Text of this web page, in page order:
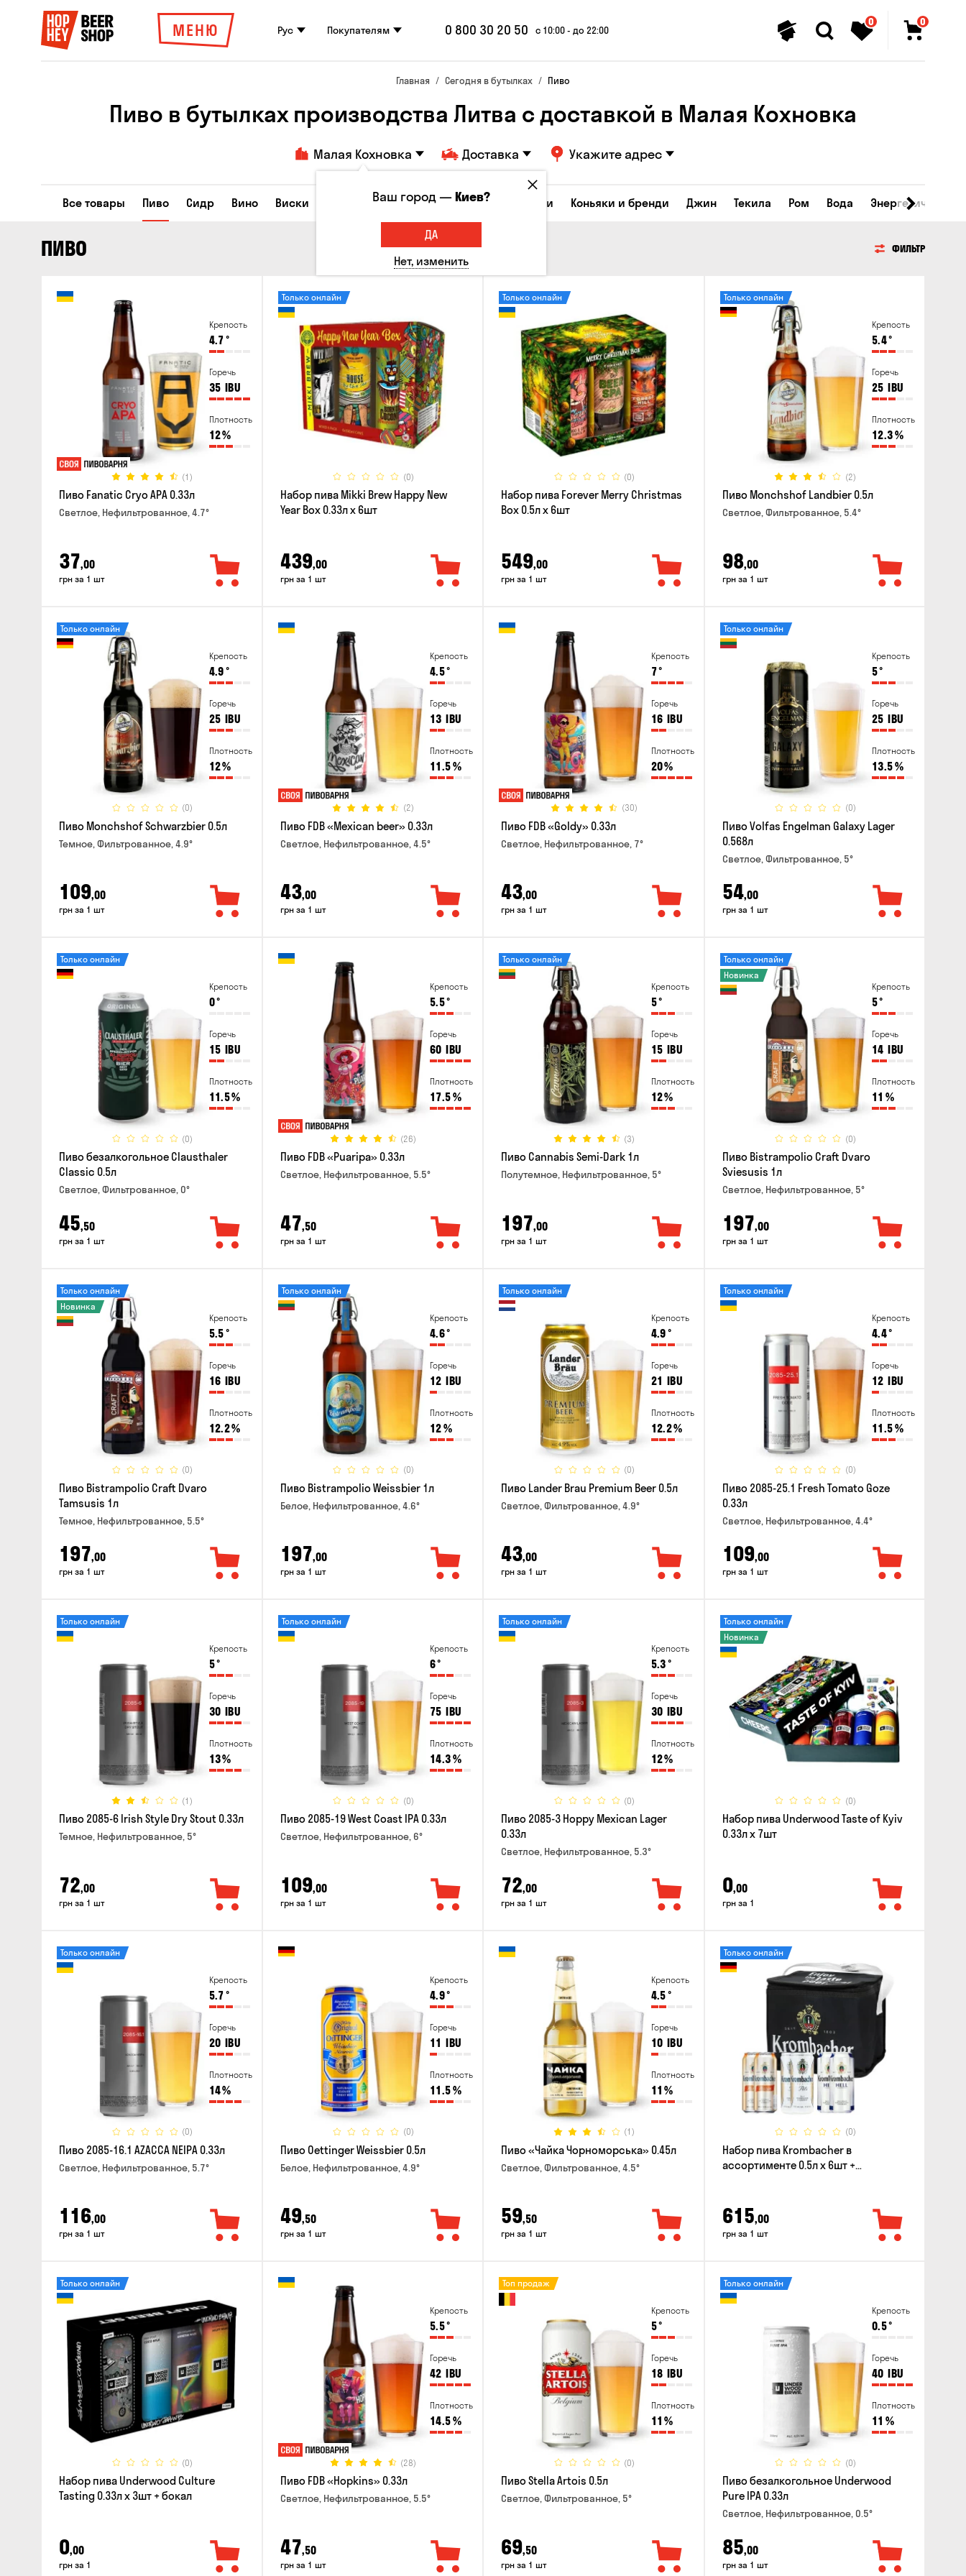
МЕНЮ Рус Покупателям 0 800 30 20 50 с 10:00 - до 22:00
0 0
Главная Сегодня в бутылках Пиво
Пиво в бутылках производства Литва с доставкой в Малая Кохновка
Малая Кохновка Доставка Укажите адрес
Все товары Пиво Сидр Вино Виски Коктейли Соджу Ликеры и настойки Коньяки и бренди Джин Текила Ром Вода Энергетические
ПИВО ФИЛЬТР
Крепость
4.7°
Горечь
35 IBU
Плотность
12%
(1)
Пиво Fanatic Cryo APA 0.33л
Светлое, Нефильтрованное, 4.7°
37,00
грн за 1 шт
(0)
Только онлайн
Набор пива Mikki Brew Happy New
Year Box 0.33л x 6шт
439,00
грн за 1 шт
(0)
Только онлайн
Набор пива Forever Merry Christmas
Box 0.5л x 6шт
549,00
грн за 1 шт
Крепость
5.4°
Горечь
25 IBU
Плотность
12.3%
(2)
Только онлайн
Пиво Monchshof Landbier 0.5л
Светлое, Фильтрованное, 5.4°
98,00
грн за 1 шт
Крепость
4.9°
Горечь
25 IBU
Плотность
12%
(0)
Только онлайн
Пиво Monchshof Schwarzbier 0.5л
Темное, Фильтрованное, 4.9°
109,00
грн за 1 шт
Крепость
4.5°
Горечь
13 IBU
Плотность
11.5%
(2)
Пиво FDB «Mexican beer» 0.33л
Светлое, Нефильтрованное, 4.5°
43,00
грн за 1 шт
Крепость
7°
Горечь
16 IBU
Плотность
20%
(30)
Пиво FDB «Goldy» 0.33л
Светлое, Нефильтрованное, 7°
43,00
грн за 1 шт
Крепость
5°
Горечь
25 IBU
Плотность
13.5%
(0)
Только онлайн
Пиво Volfas Engelman Galaxy Lager
0.568л
Светлое, Фильтрованное, 5°
54,00
грн за 1 шт
Крепость
0°
Горечь
15 IBU
Плотность
11.5%
(0)
Только онлайн
Пиво безалкогольное Clausthaler
Classic 0.5л
Светлое, Фильтрованное, 0°
45,50
грн за 1 шт
Крепость
5.5°
Горечь
60 IBU
Плотность
17.5%
(26)
Пиво FDB «Puaripa» 0.33л
Светлое, Нефильтрованное, 5.5°
47,50
грн за 1 шт
Крепость
5°
Горечь
15 IBU
Плотность
12%
(3)
Только онлайн
Пиво Cannabis Semi-Dark 1л
Полутемное, Нефильтрованное, 5°
197,00
грн за 1 шт
Крепость
5°
Горечь
14 IBU
Плотность
11 %
(0)
Только онлайн
Новинка
Пиво Bistrampolio Craft Dvaro
Sviesusis 1л
Светлое, Нефильтрованное, 5°
197,00
грн за 1 шт
Крепость
5.5°
Горечь
16 IBU
Плотность
12.2%
(0)
Только онлайн
Новинка
Пиво Bistrampolio Craft Dvaro
Tamsusis 1л
Темное, Нефильтрованное, 5.5°
197,00
грн за 1 шт
Крепость
4.6°
Горечь
12 IBU
Плотность
12%
(0)
Только онлайн
Пиво Bistrampolio Weissbier 1л
Белое, Нефильтрованное, 4.6°
197,00
грн за 1 шт
Крепость
4.9°
Горечь
21 IBU
Плотность
12.2%
(0)
Только онлайн
Пиво Lander Brau Premium Beer 0.5л
Светлое, Фильтрованное, 4.9°
43,00
грн за 1 шт
Крепость
4.4°
Горечь
12 IBU
Плотность
11.5%
(0)
Только онлайн
Пиво 2085-25.1 Fresh Tomato Goze
0.33л
Светлое, Нефильтрованное, 4.4°
109,00
грн за 1 шт
Крепость
5°
Горечь
30 IBU
Плотность
13%
(1)
Только онлайн
Пиво 2085-6 Irish Style Dry Stout 0.33л
Темное, Нефильтрованное, 5°
72,00
грн за 1 шт
Крепость
6°
Горечь
75 IBU
Плотность
14.3%
(0)
Только онлайн
Пиво 2085-19 West Coast IPA 0.33л
Светлое, Нефильтрованное, 6°
109,00
грн за 1 шт
Крепость
5.3°
Горечь
30 IBU
Плотность
12%
(0)
Только онлайн
Пиво 2085-3 Hoppy Mexican Lager
0.33л
Светлое, Нефильтрованное, 5.3°
72,00
грн за 1 шт
(0)
Только онлайн
Новинка
Набор пива Underwood Taste of Kyiv
0.33л x 7шт
0,00
грн за 1
Крепость
5.7°
Горечь
20 IBU
Плотность
14%
(0)
Только онлайн
Пиво 2085-16.1 AZACCA NEIPA 0.33л
Светлое, Нефильтрованное, 5.7°
116,00
грн за 1 шт
Крепость
4.9°
Горечь
11 IBU
Плотность
11.5%
(0)
Пиво Oettinger Weissbier 0.5л
Белое, Нефильтрованное, 4.9°
49,50
грн за 1 шт
Крепость
4.5°
Горечь
10 IBU
Плотность
11 %
(1)
Пиво «Чайка Чорноморська» 0.45л
Светлое, Фильтрованное, 4.5°
59,50
грн за 1 шт
(0)
Только онлайн
Набор пива Krombacher в
ассортименте 0.5л х 6шт +
615,00
грн за 1 шт
(0)
Только онлайн
Набор пива Underwood Culture
Tasting 0.33л x 3шт + бокал
0,00
грн за 1
Крепость
5.5°
Горечь
42 IBU
Плотность
14.5%
(28)
Пиво FDB «Hopkins» 0.33л
Светлое, Нефильтрованное, 5.5°
47,50
грн за 1 шт
Крепость
5°
Горечь
18 IBU
Плотность
11 %
(0)
Топ продаж
Пиво Stella Artois 0.5л
Светлое, Фильтрованное, 5°
69,50
грн за 1 шт
Крепость
0.5°
Горечь
40 IBU
Плотность
11 %
(0)
Только онлайн
Пиво безалкогольное Underwood
Pure IPA 0.33л
Светлое, Нефильтрованное, 0.5°
85,00
грн за 1 шт
Ваш город —Киев?
ДА
Нет, изменить